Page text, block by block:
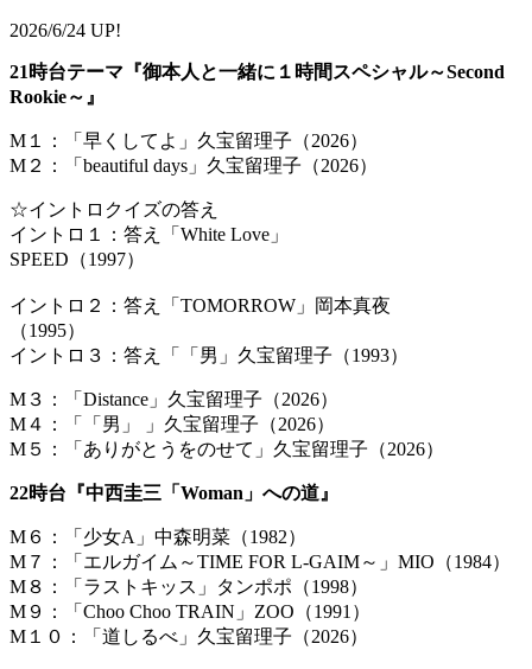
2026/6/24 UP!
21時台テーマ『御本人と一緒に１時間スペシャル～Second
Rookie～』
M１：「早くしてよ」久宝留理子（2026）
M２：「beautiful days」久宝留理子（2026）
☆イントロクイズの答え
イントロ１：答え「White Love」
イントロ２：答え「TOMORROW」岡本真夜
（
イントロ３：答え「「男」久宝留理子（1993）
M３：「Distance」久宝留理子（2026）
M４：「「男」 」久宝留理子（2026）
M５：「ありがとうをのせて」久宝留理子（2026）
22時台『中西圭三「Woman」への道』
M６：「少女A」中森明菜（1982）
M７：「エルガイム～TIME FOR L-GAIM～」MIO（1984）
M８：「ラストキッス」タンポポ（1998）
M９：「Choo Choo TRAIN」ZOO（1991）
M１０：「道しるべ」久宝留理子（2026）